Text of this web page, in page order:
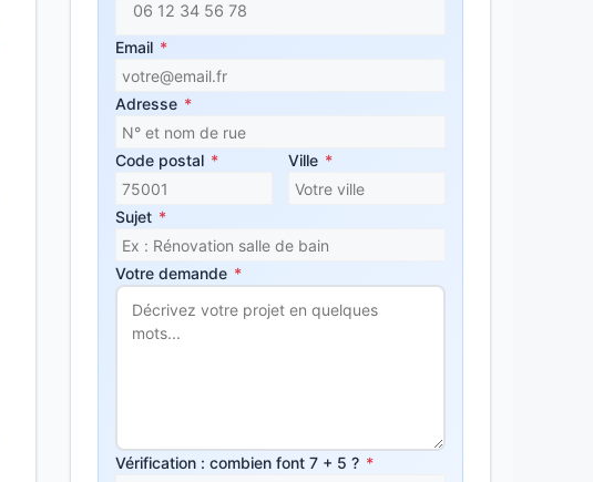
Email *
Adresse *
Code postal * Ville *
Sujet *
Votre demande *
Vérification : combien font 7 + 5 ? *